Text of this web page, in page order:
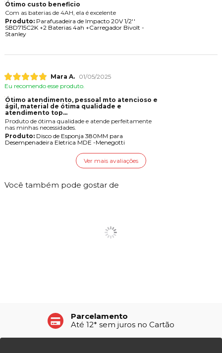
Ótimo custo beneficio
Com as baterias de 4AH, ela é excelente
Produto:Parafusadeira de Impacto 20V 1/2''
SBD715C2K +2 Baterias 4ah +Carregador Bivolt -
Stanley
Mara A.
01/05/2025
Eu recomendo esse produto.
Ótimo atendimento, pessoal mto atencioso e
gil, material de ótima qualidade e
atendimento top...
Produto de ótima qualidade e atende perfeitamente
nas minhas necessidades.
Produto:Disco de Esponja 380MM para
Desempenadeira Eletrica MDE -Menegotti
Ver mais avaliações
Você também pode gostar de
Até 15% de Desconto
À vista no Pix e Boleto